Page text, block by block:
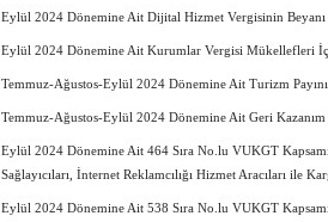
Eylül 2024 Dönemine Ait Dijital Hizmet Vergisinin Beyanı
Eylül 2024 Dönemine Ait Kurumlar Vergisi Mükellefleri
Temmuz-Ağustos-Eylül 2024 Dönemine Ait Turizm
Temmuz-Ağustos-Eylül 2024 Dönemine Ait Geri Kazanım
Eylül 2024 Dönemine Ait 464 Sıra No.lu VUKGT
Sağlayıcıları, İnternet Reklamcılığı Hizmet Aracıları ile
Eylül 2024 Dönemine Ait 538 Sıra No.lu VUKGT